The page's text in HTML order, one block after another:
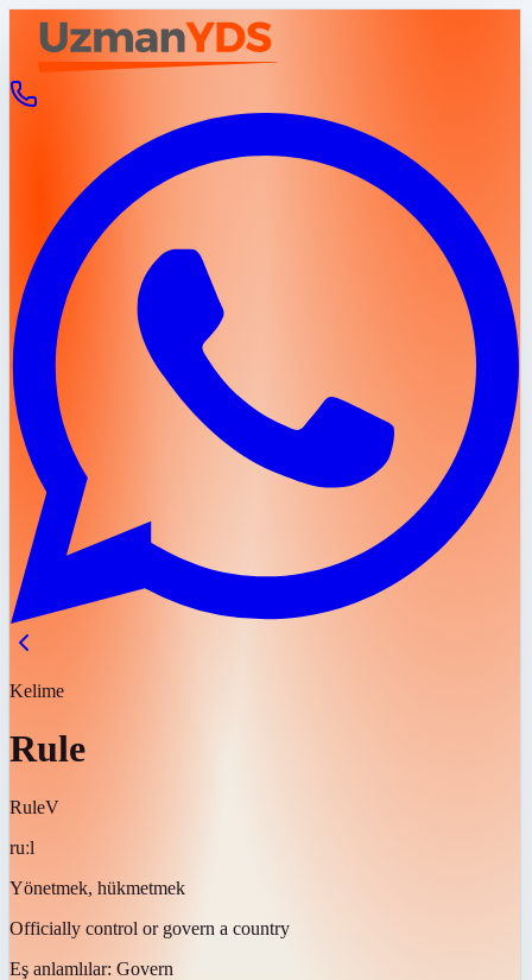
Kelime
Rule
RuleV
ruːl
Yönetmek, hükmetmek
Officially control or govern a country
Eş anlamlılar: Govern